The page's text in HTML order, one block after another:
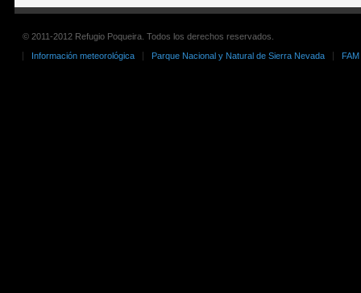
© 2011-2012 Refugio Poqueira. Todos los derechos reservados.
Información meteorológica
Parque Nacional y Natural de Sierra Nevada FAM